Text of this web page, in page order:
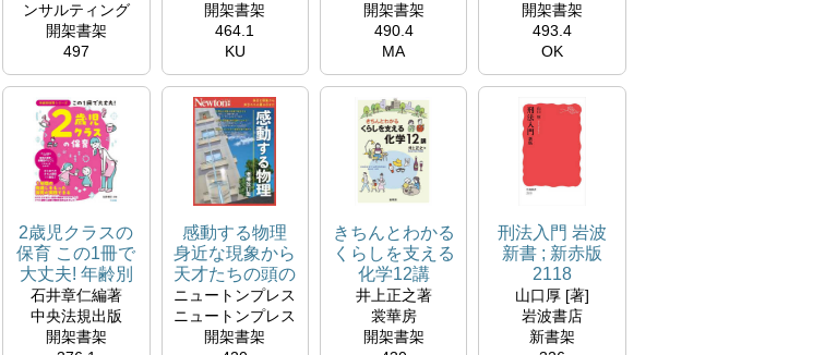
ンサルティング
開架書架
497
YA
開架書架
464.1
KU
開架書架
490.4
MA
開架書架
493.4
OK
2歳児クラスの
保育 この1冊で
大丈夫! 年齢別
保育シリーズ
石井章仁編著
中央法規出版
開架書架
感動する物理
身近な現象から
天才たちの頭の
中まで ニュー
トン別冊
Newtonムック
ニュートンプレス
ニュートンプレス
開架書架
きちんとわかる
くらしを支える
化学12講
Chemistry
supporting daily
life
井上正之著
裳華房
開架書架
刑法入門 岩波
新書 ; 新赤版
2118
山口厚 [著]
岩波書店
新書架